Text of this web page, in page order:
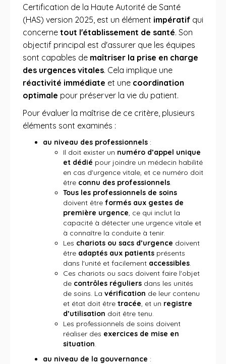
Certification de la Haute Autorité de Santé
(HAS) version 2025, est un élément impératif qui
concerne tout l'établissement de santé. Son
objectif principal est d'assurer que les équipes
sont capables de maîtriser la prise en charge
des urgences vitales. Cela implique une
réactivité immédiate et une coordination
optimale pour préserver la vie du patient.
Pour évaluer la maîtrise de ce critère, plusieurs
éléments sont examinés :
au niveau des professionnels :
Il doit exister un numéro d’appel unique
et dédié pour joindre un médecin habilité
en cas d'urgence vitale, et ce numéro doit
être connu des professionnels.
Tous les professionnels de soins
doivent être formés aux gestes de
première urgence, ce qui inclut la
capacité à détecter une urgence vitale et
à connaître la conduite à tenir.
Les chariots ou sacs d’urgence doivent
être adaptés aux patients présents
dans l'unité et facilement accessibles.
Ces chariots ou sacs doivent faire l'objet
de contrôles réguliers dans les unités
de soins. La vérification de leur contenu
et état doit être tracée, et un registre
d’utilisation doit être tenu.
Les professionnels de soins doivent
réaliser des exercices de mise en
situation.
au niveau de la gouvernance :